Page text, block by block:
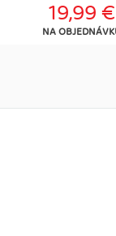
19,99 €
NA